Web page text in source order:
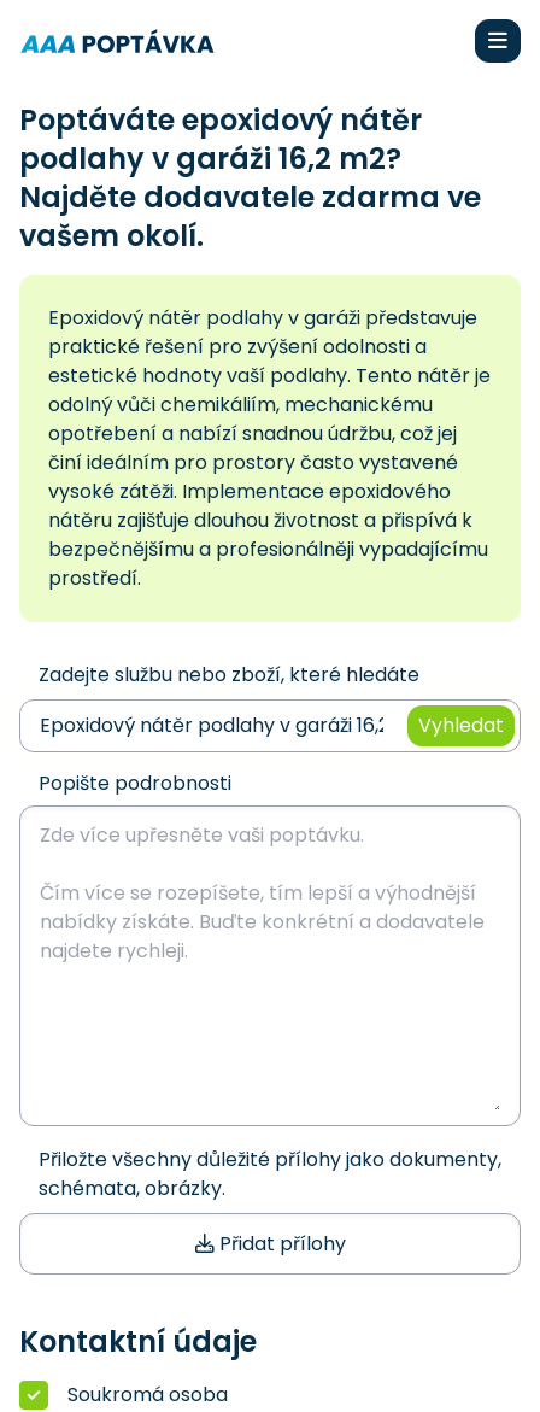
Poptáváte epoxidový nátěr
podlahy v garáži 16,2 m2?
Najděte dodavatele zdarma ve
vašem okolí.
Epoxidový nátěr podlahy v garáži představuje
praktické řešení pro zvýšení odolnosti a
estetické hodnoty vaší podlahy. Tento nátěr je
odolný vůči chemikáliím, mechanickému
opotřebení a nabízí snadnou údržbu, což jej
činí ideálním pro prostory často vystavené
vysoké zátěži. Implementace epoxidového
nátěru zajišťuje dlouhou životnost a přispívá k
bezpečnějšímu a profesionálněji vypadajícímu
prostředí.
Zadejte službu nebo zboží, které hledáte
Vyhledat
Popište podrobnosti
Přiložte všechny důležité přílohy jako dokumenty,
schémata, obrázky.
Přidat přílohy
Kontaktní údaje
Soukromá osoba